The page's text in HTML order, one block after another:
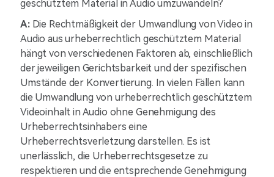
geschütztem Material in Audio umzuwandeln?
A:Die Rechtmäßigkeit der Umwandlung von Video in
Audio aus urheberrechtlich geschütztem Material
hängt von verschiedenen Faktoren ab, einschließlich
der jeweiligen Gerichtsbarkeit und der spezifischen
Umstände der Konvertierung. In vielen Fällen kann
die Umwandlung von urheberrechtlich geschütztem
Videoinhalt in Audio ohne Genehmigung des
Urheberrechtsinhabers eine
Urheberrechtsverletzung darstellen. Es ist
unerlässlich, die Urheberrechtsgesetze zu
respektieren und die entsprechende Genehmigung